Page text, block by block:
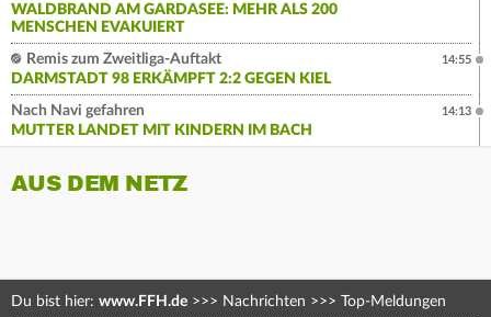
WALDBRAND AM GARDASEE: MEHR ALS 200
MENSCHEN EVAKUIERT
Remis zum Zweitliga-Auftakt
DARMSTADT 98 ERKÄMPFT 2:2 GEGEN KIEL
14:55
Nach Navi gefahren
MUTTER LANDET MIT KINDERN IM BACH
14:13
AUS DEM NETZ
Du bist hier: www.FFH.de >>> Nachrichten >>> Top-Meldungen